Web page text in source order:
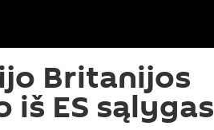
Britanijos
ES sąlygas